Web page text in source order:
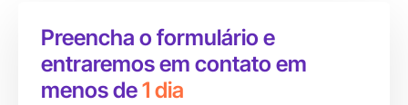
Preencha o formulário e
entraremos em contato em
menos de1 dia